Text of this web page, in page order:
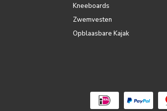
Kneeboards
Zwemvesten
Opblaasbare Kajak